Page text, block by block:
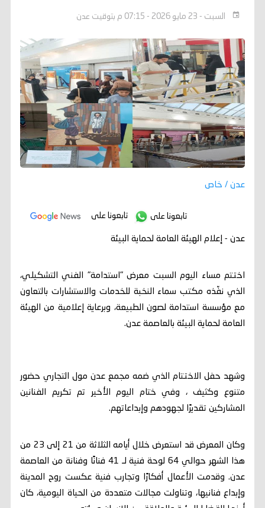
السبت - 23 مايو 2026 - 07:15 م بتوقيت عدن
عدن / خاص
تابعونا على تابعونا على
عدن - إعلام الهيئة العامة لحماية البيئة
اختتم مساء اليوم السبت معرض "استدامة" الفني التشكيلي،
الذي نفّذه مكتب سماء النخبة للخدمات والاستشارات بالتعاون
مع مؤسسة استدامة لصون الطبيعة، وبرعاية إعلامية من الهيئة
العامة لحماية البيئة بالعاصمة عدن.
وشهد حفل الاختتام الذي ضمه مجمع عدن مول التجاري حضور
متنوع وكثيف ، وفي ختام اليوم الأخير تم تكريم الفنانين
المشاركين تقديرًا لجهودهم وإبداعاتهم.
وكان المعرض قد استعرض خلال أيامه الثلاثة من 21 إلى 23 من
هذا الشهر حوالي 64 لوحة فنية لـ 41 فنانًا وفنانة من العاصمة
عدن. وقدمت الأعمال أفكارًا وتجارب فنية عكست روح المدينة
وإبداع فنانيها، وتناولت مجالات متعددة من الحياة اليومية، كان